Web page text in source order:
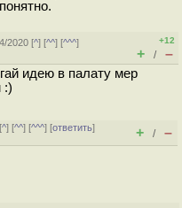
2020 [^] [^^] [^^^]
+12
+ / –
идею в палату мер
:)
^] [^^] [^^^] [ответить]
+ / –